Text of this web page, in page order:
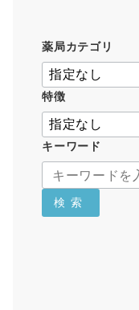
薬局カテゴリ
特徴
キーワード
検索